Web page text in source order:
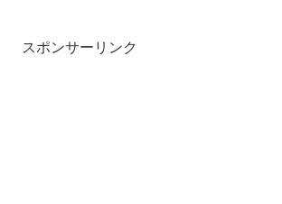
スポンサーリンク